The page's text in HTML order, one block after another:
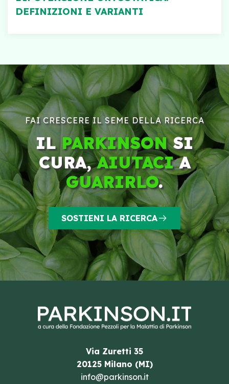
DEFINIZIONI E VARIANTI
FAI CRESCERE IL SEME DELLA RICERCA
ILPARKINSONSI
CURA,AIUTACIA
GUARIRLO.
SOSTIENI LA RICERCA
Via Zuretti 35
20125 Milano (MI)
info@parkinson.it